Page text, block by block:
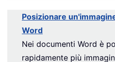
Posizionare
Word
Nei documenti Word è
rapidamente più